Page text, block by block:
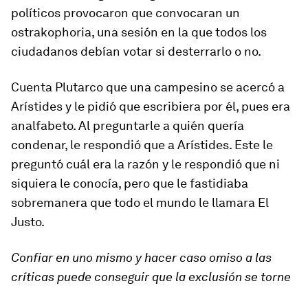
políticos provocaron que convocaran un
ostrakophoria, una sesión en la que todos los
ciudadanos debían votar si desterrarlo o no.
Cuenta Plutarco que una campesino se acercó a
Arístides y le pidió que escribiera por él, pues era
analfabeto. Al preguntarle a quién quería
condenar, le respondió que a Arístides. Este le
preguntó cuál era la razón y le respondió que ni
siquiera le conocía, pero que le fastidiaba
sobremanera que todo el mundo le llamara El
Justo.
Confiar en uno mismo y hacer caso omiso a las
críticas puede conseguir que la exclusión se torne